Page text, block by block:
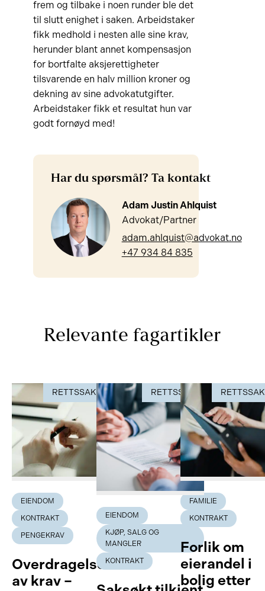
frem og tilbake i noen runder ble det
til slutt enighet i saken. Arbeidstaker
fikk medhold i nesten alle sine krav,
herunder blant annet kompensasjon
for bortfalte aksjerettigheter
tilsvarende en halv million kroner og
dekning av sine advokatutgifter.
Arbeidstaker fikk et resultat hun var
godt fornøyd med!
Har du spørsmål? Ta kontakt
Adam Justin Ahlquist
Advokat/Partner
adam.ahlquist@advokat.no
+47 934 84 835
Relevante fagartikler
RETTSSAK
EIENDOM
KONTRAKT
PENGEKRAV
Overdragelse
av krav –
RETTSSAK
EIENDOM
KJØP, SALG OG
MANGLER
KONTRAKT
RETTSSAK
FAMILIE
KONTRAKT
Forlik om
eierandel i
bolig etter